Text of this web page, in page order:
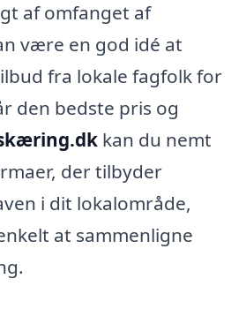
af omfanget af
være en god idé at
fra lokale fagfolk for
den bedste pris og
kan du nemt
der tilbyder
i dit lokalområde,
at sammenligne